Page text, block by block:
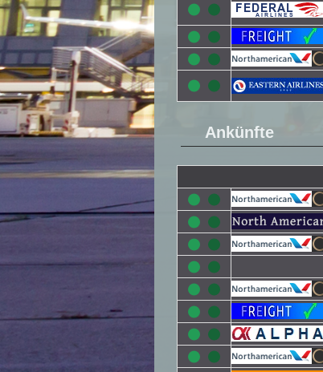
Ankünfte